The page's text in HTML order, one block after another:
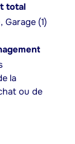
total
Garage (1)
la
ou de